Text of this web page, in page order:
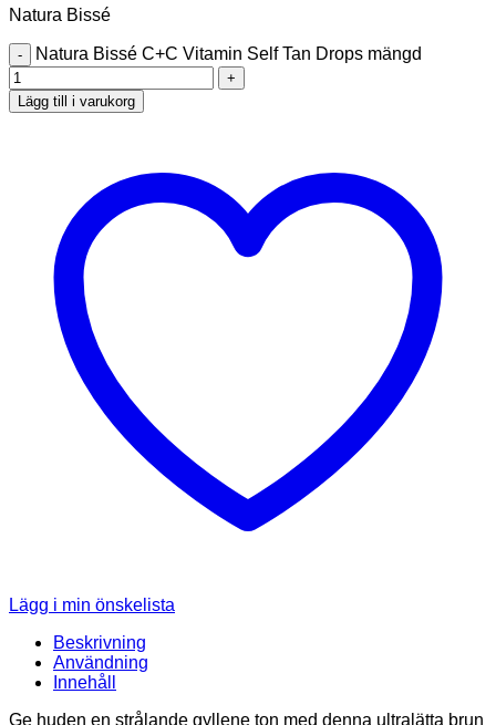
Natura Bissé
Natura Bissé C+C Vitamin Self Tan Drops mängd
Lägg till i varukorg
Lägg i min önskelista
Beskrivning
Användning
Innehåll
Ge huden en strålande gyllene ton med denna ultralätta brun